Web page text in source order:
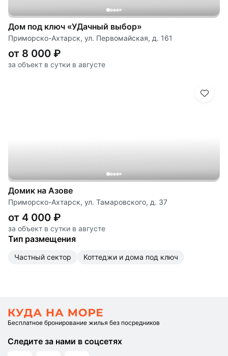
Дом под ключ «УДачный выбор»
Приморско-Ахтарск, ул. Первомайская, д. 161
от 8 000 ₽
за объект в сутки в августе
Домик на Азове
Приморско-Ахтарск, ул. Тамаровского, д. 37
от 4 000 ₽
за объект в сутки в августе
Тип размещения
частный сектор коттеджи и дома под ключ
Бесплатное бронирование жилья без посредников
Следите за нами в соцсетях